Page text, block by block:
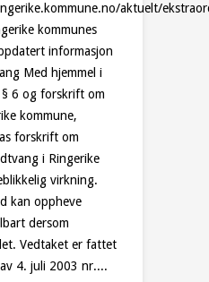
aktuelt/
kommunes
informasjon
Med hjemmel i
6 og forskrift om
kommune,
forskrift om
i Ringerike
virkning.
kan oppheve
dersom
Vedtaket er fattet
4. juli 2003 nr....